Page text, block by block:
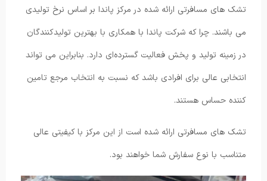
تشک های مسافرتی ارائه شده در مرکز پاندا بر اساس نرخ تولیدی
می باشند. چرا که شرکت پاندا با همکاری با بهترین تولیدکنندگان
در زمینه تولید و پخش فعالیت گسترده‌ای دارد. بنابراین می تواند
انتخابی عالی برای افرادی باشد که نسبت به انتخاب مرجع تامین
کننده حساس هستند.
تشک های مسافرتی ارائه شده است از این مرکز با کیفیتی عالی
متناسب با نوع سفارش شما خواهند بود.